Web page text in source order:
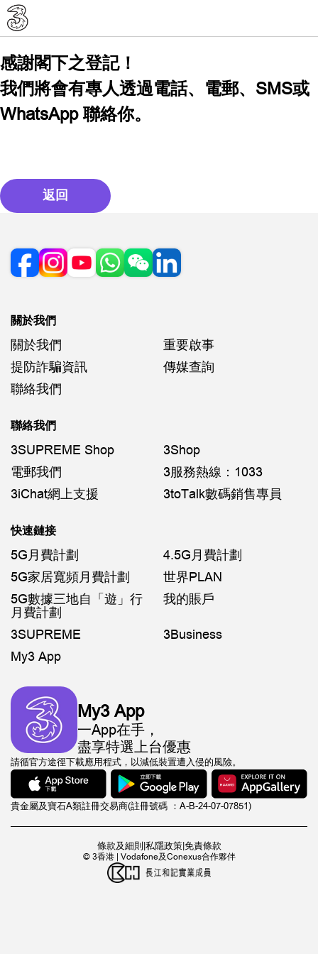
感謝閣下之登記！
我們將會有專人透過電話、電郵、SMS或
WhatsApp 聯絡你。
返回
關於我們
關於我們
重要啟事
提防詐騙資訊
傳媒查詢
聯絡我們
聯絡我們
3SUPREME Shop
3Shop
電郵我們
3服務熱線：1033
3iChat網上支援
3toTalk數碼銷售專員
快速鏈接
5G月費計劃
4.5G月費計劃
5G家居寬頻月費計劃
世界PLAN
5G數據三地自「遊」行
月費計劃
我的賬戶
3SUPREME
3Business
My3 App
My3 App
一App在手，
盡享特選上台優惠
請循官方途徑下載應用程式，以減低裝置遭入侵的風險。
貴金屬及寶石A類註冊交易商(註冊號碼 ：A-B-24-07-07851)
條款及細則 私隱政策 免責條款
© 3香港 | Vodafone及Conexus合作夥伴